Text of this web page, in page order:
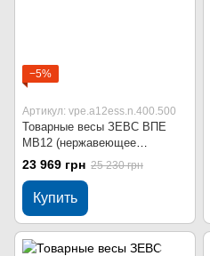
−5%
Артикул: vpe.a12ess.n.400.500
Товарные весы ЗЕВС ВПЕ
МВ12 (нержавеющее
исполнение) В400x500 - 30 кг
23 969 грн 25 230 грн
Купить